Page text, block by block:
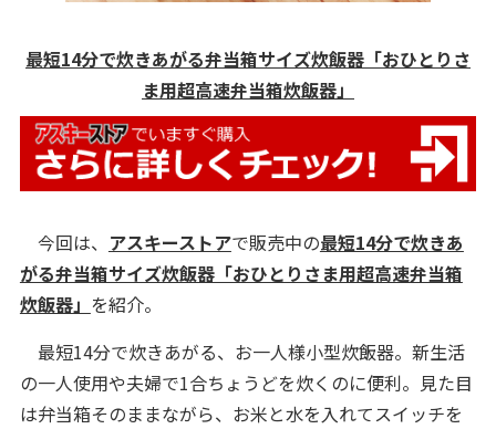
最短14分で炊きあがる弁当箱サイズ炊飯器「おひとりさ
ま用超高速弁当箱炊飯器」
今回は、 アスキーストアで販売中の最短14分で炊きあ
がる弁当箱サイズ炊飯器「おひとりさま用超高速弁当箱
炊飯器」 を紹介。
最短14分で炊きあがる、お一人様小型炊飯器。新生活
の一人使用や夫婦で1合ちょうどを炊くのに便利。見た目
は弁当箱そのままながら、お米と水を入れてスイッチを